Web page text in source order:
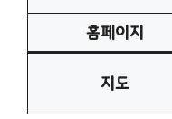
홈페이지
지도